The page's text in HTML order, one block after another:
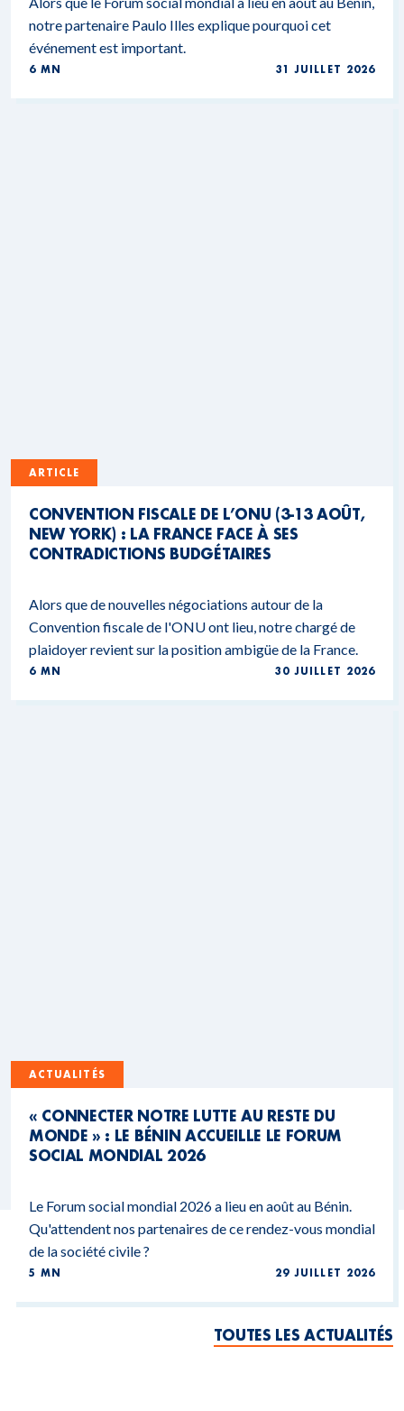
notre partenaire Paulo Illes explique pourquoi cet
événement est important.
6 MN 31 JUILLET 2026
ARTICLE
CONVENTION FISCALE DE L’ONU (3-13 AOÛT,
NEW YORK) : LA FRANCE FACE À SES
CONTRADICTIONS BUDGÉTAIRES
Alors que de nouvelles négociations autour de la
Convention fiscale de l'ONU ont lieu, notre chargé de
plaidoyer revient sur la position ambigüe de la France.
6 MN 30 JUILLET 2026
ACTUALITÉS
« CONNECTER NOTRE LUTTE AU RESTE DU
MONDE » : LE BÉNIN ACCUEILLE LE FORUM
SOCIAL MONDIAL 2026
Le Forum social mondial 2026 a lieu en août au Bénin.
Qu'attendent nos partenaires de ce rendez-vous mondial
de la société civile ?
5 MN 29 JUILLET 2026
TOUTES LES ACTUALITÉS